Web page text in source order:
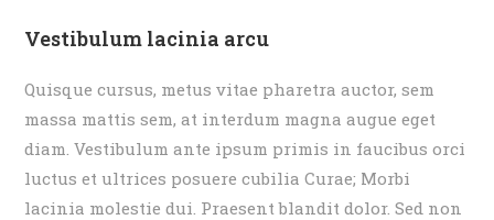
Vestibulum lacinia arcu
Quisque cursus, metus vitae pharetra auctor, sem
massa mattis sem, at interdum magna augue eget
diam. Vestibulum ante ipsum primis in faucibus orci
luctus et ultrices posuere cubilia Curae; Morbi
lacinia molestie dui. Praesent blandit dolor. Sed non